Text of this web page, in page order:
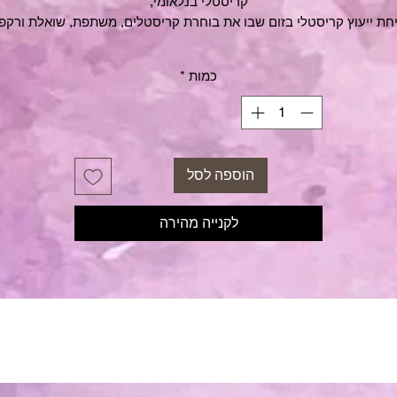
ייעוץ קריסטלי בזום שבו את בוחרת קריסטלים, משתפת, שואלת
כמות *
הוספה לסל
לקנייה מהירה